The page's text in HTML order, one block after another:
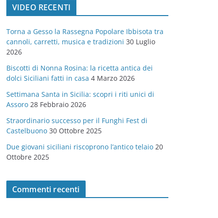
o
r
e
VIDEO RECENTI
Torna a Gesso la Rassegna Popolare Ibbisota tra
cannoli, carretti, musica e tradizioni 30 Luglio
2026
Biscotti di Nonna Rosina: la ricetta antica dei
dolci Siciliani fatti in casa 4 Marzo 2026
Settimana Santa in Sicilia: scopri i riti unici di
Assoro 28 Febbraio 2026
Straordinario successo per il Funghi Fest di
Castelbuono 30 Ottobre 2025
Due giovani siciliani riscoprono l’antico telaio 20
Ottobre 2025
Commenti recenti